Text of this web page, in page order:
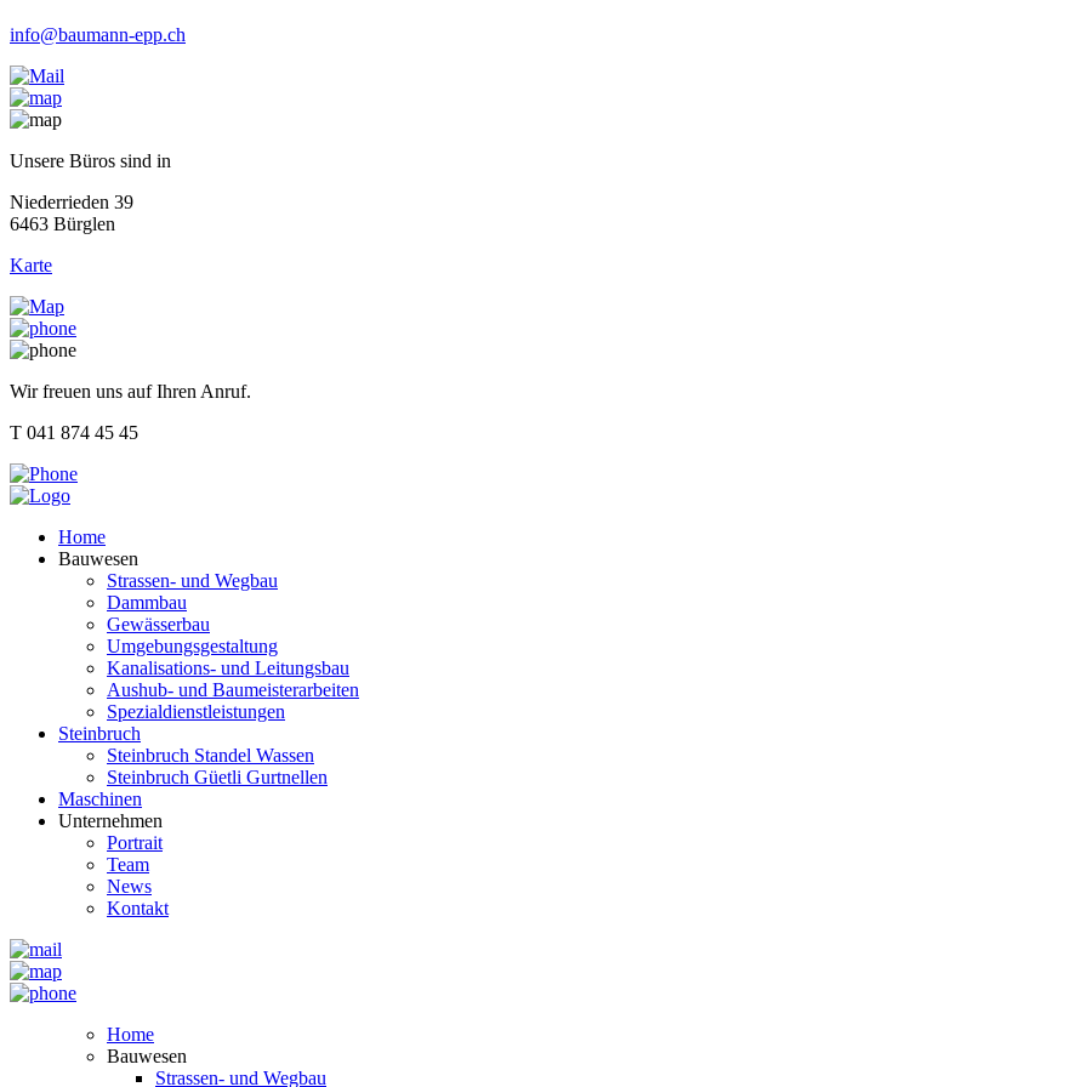
info@baumann-epp.ch
Unsere Büros sind in
Niederrieden 39
6463 Bürglen
Karte
Wir freuen uns auf Ihren Anruf.
T 041 874 45 45
Home
Bauwesen
Strassen- und Wegbau
Dammbau
Gewässerbau
Umgebungsgestaltung
Kanalisations- und Leitungsbau
Aushub- und Baumeisterarbeiten
Spezialdienstleistungen
Steinbruch
Steinbruch Standel Wassen
Steinbruch Güetli Gurtnellen
Maschinen
Unternehmen
Portrait
Team
News
Kontakt
Home
Bauwesen
Strassen- und Wegbau